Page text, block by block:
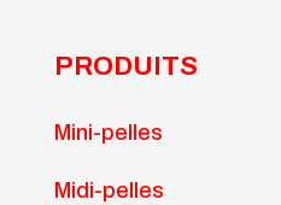
PRODUITS
Mini-pelles
Midi-pelles